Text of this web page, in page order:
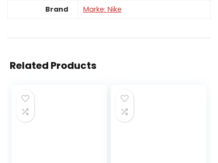
Brand Marke: Nike
Related Products